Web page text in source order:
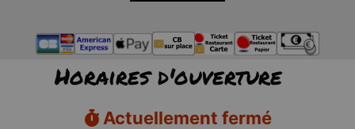
Horaires d'ouverture
Actuellement fermé